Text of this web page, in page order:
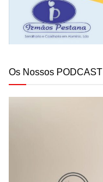
Os Nossos PODCAST